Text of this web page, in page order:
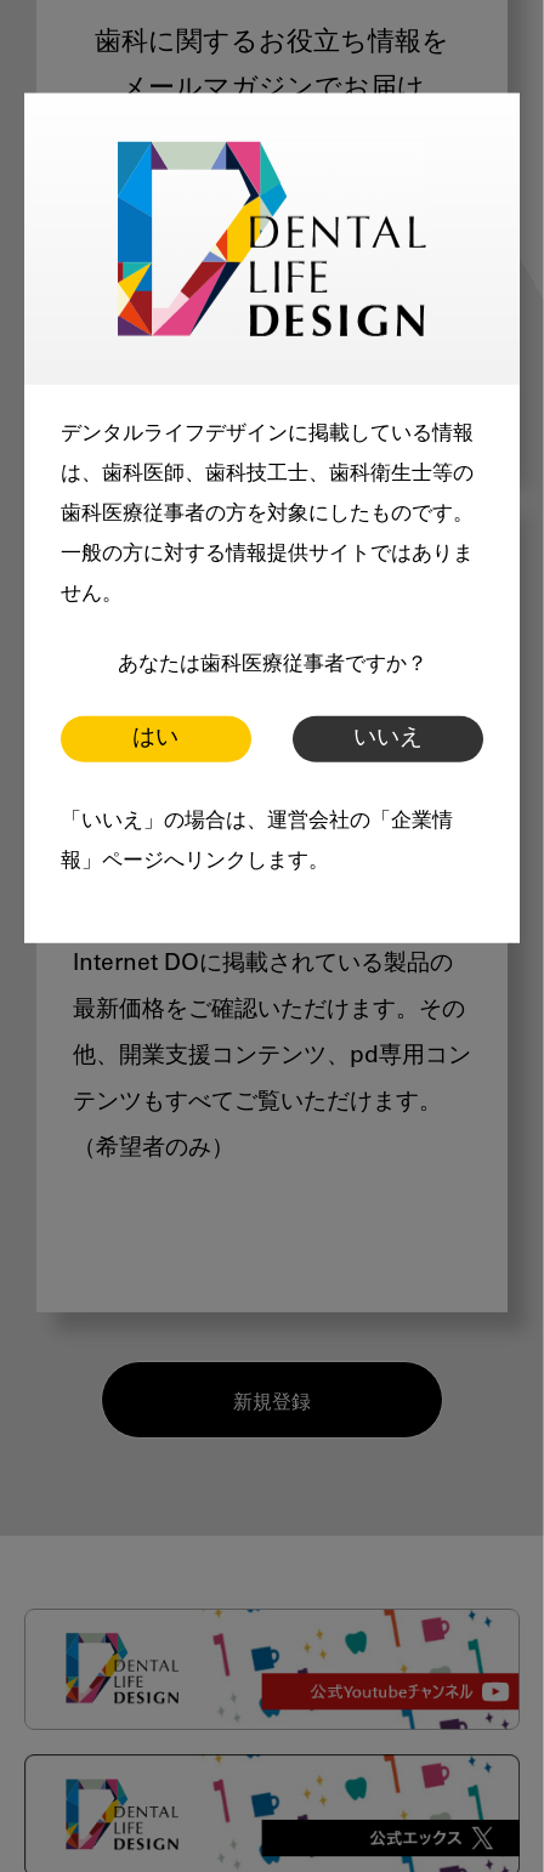
デンタルライフデザインに掲載している情報
は、歯科医師、歯科技工士、歯科衛生士等の
歯科医療従事者の方を対象にしたものです。
一般の方に対する情報提供サイトではありま
せん。
あなたは歯科医療従事者ですか？
はい いいえ
「いいえ」の場合は、運営会社の「企業情
報」ページへリンクします。
歯科に関するお役立ち情報を
メールマガジンでお届け
ご登録いただいた職種（歯科医師、歯
科衛生士、歯科技工士）に合わせた内
容のメールマガジンをお届けします。
メリット
製品価格も閲覧可能
Internet DOに掲載されている製品の
最新価格をご確認いただけます。その
他、開業支援コンテンツ、pd専用コン
テンツもすべてご覧いただけます。
（希望者のみ）
新規登録